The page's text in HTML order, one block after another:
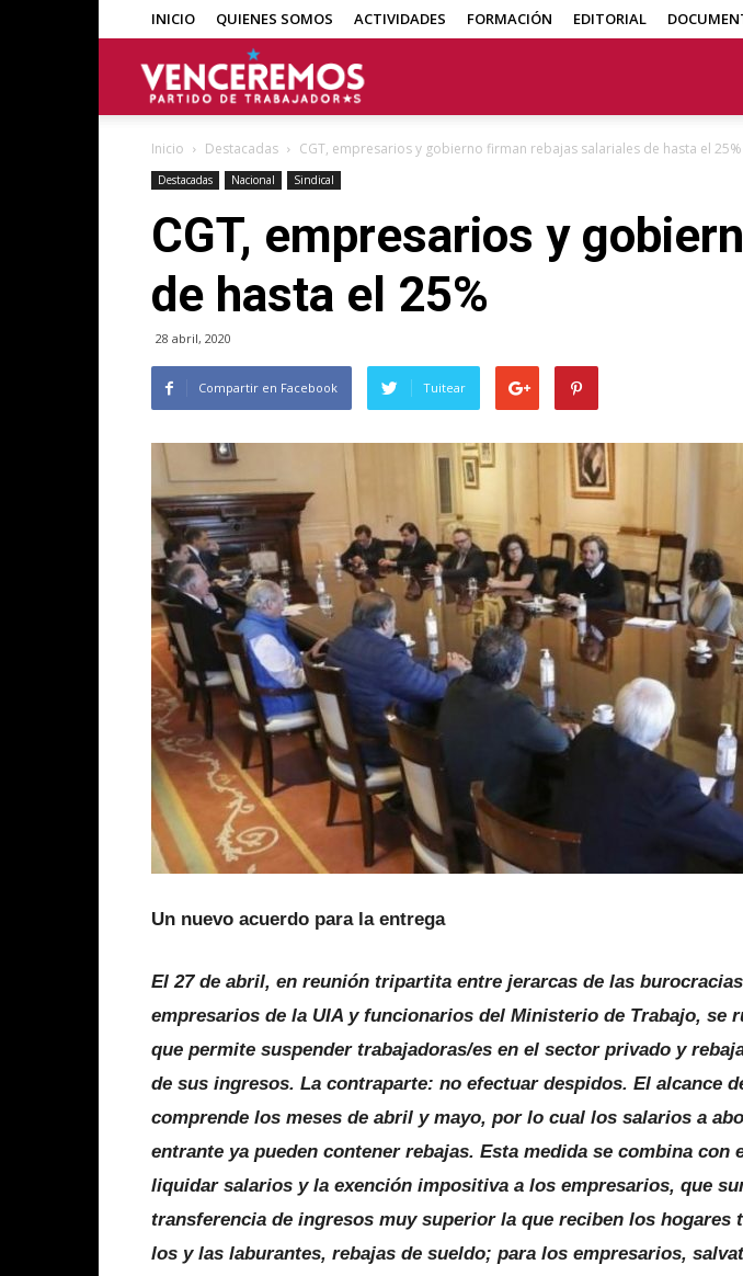
INICIO QUIENES SOMOS ACTIVIDADES FORMACIÓN EDITORIAL
Inicio Destacadas CGT, empresarios y gobierno firman rebajas salariales de hasta el 25%
Destacadas Nacional Sindical
CGT, empresarios y
de hasta el 25%
28 abril, 2020
Compartir en Facebook Tuitear
Un nuevo acuerdo para la entrega
El 27 de abril, en reunión tripartita entre jerarcas de las
empresarios de la UIA y funcionarios del Ministerio de Trabajo, se
que permite suspender trabajadoras/es en el sector privado y
de sus ingresos. La contraparte: no efectuar despidos. El alcance
comprende los meses de abril y mayo, por lo cual los salarios a
entrante ya pueden contener rebajas. Esta medida se combina con
liquidar salarios y la exención impositiva a los empresarios, que
transferencia de ingresos muy superior la que reciben los hogares
los y las laburantes, rebajas de sueldo; para los empresarios,